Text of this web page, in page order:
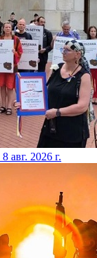
8 авг. 2026 г.